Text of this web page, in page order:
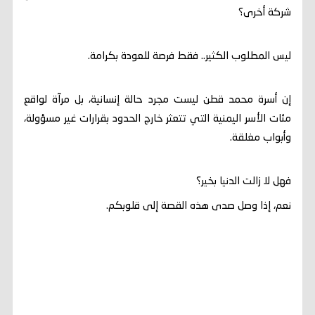
شركة أخرى؟
ليس المطلوب الكثير.. فقط فرصة للعودة بكرامة.
إن أسرة محمد قطن ليست مجرد حالة إنسانية، بل مرآة لواقع
مئات الأسر اليمنية التي تتعثر خارج الحدود بقرارات غير مسؤولة،
وأبواب مغلقة.
فهل لا زالت الدنيا بخير؟
نعم، إذا وصل صدى هذه القصة إلى قلوبكم.